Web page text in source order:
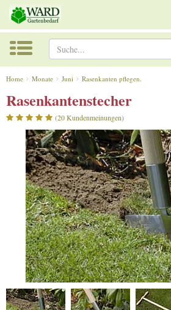
Home Monate Juni Rasenkanten pflegen.
Rasenkantenstecher
(20 Kundenmeinungen)